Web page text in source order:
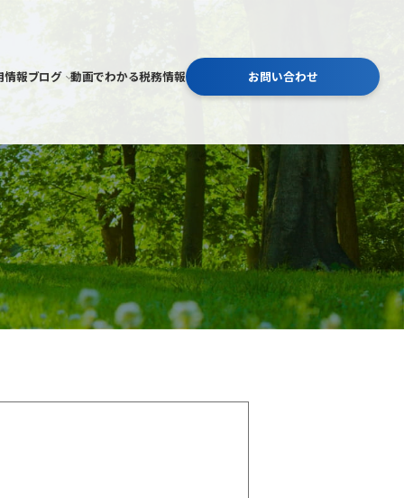
情報ブログ 動画でわかる税務情報 お問い合わせ